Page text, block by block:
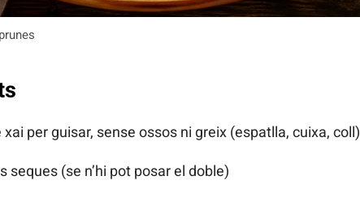
xai per guisar, sense ossos ni greix (espatlla, cuixa, coll)
seques (se n’hi pot posar el doble)